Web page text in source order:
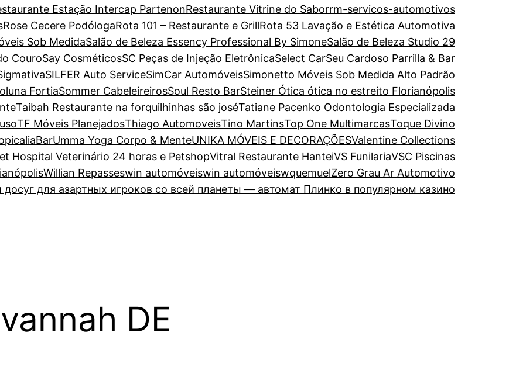
Estação Intercap PartenonRestaurante Vitrine do Saborrm-servicos-automotivos
Rose Cecere PodólogaRota 101 – Restaurante e GrillRota 53 Lavação e Estética Automotiva
Sob MedidaSalão de Beleza Essency Professional By SimoneSalão de Beleza Studio 29
CouroSay CosméticosSC Peças de Injeção EletrônicaSelect CarSeu Cardoso Parrilla & Bar
SILFER Auto ServiceSimCar AutomóveisSimonetto Móveis Sob Medida Alto Padrão
FortiaSommer CabeleireirosSoul Resto BarSteiner Ótica ótica no estreito Florianópolis
Taibah Restaurante na forquilhinhas são joséTatiane Pacenko Odontologia Especializada
TF Móveis PlanejadosThiago AutomoveisTino MartinsTop One MultimarcasToque Divino
Umma Yoga Corpo & MenteUNIKA MÓVEIS E DECORAÇÕESValentine Collections
Hospital Veterinário 24 horas e PetshopVitral Restaurante HanteiVS FunilariaVSC Piscinas
Willian Repasseswin automóveiswin automóveiswquemuelZero Grau Ar Automotivo
для азартных игроков со всей планеты — автомат Плинко в популярном казино
DE